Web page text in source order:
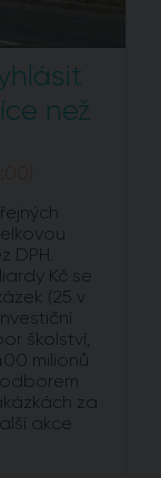
než
DPH.
Kč se
(25 v
školství,
milionů
za
akce